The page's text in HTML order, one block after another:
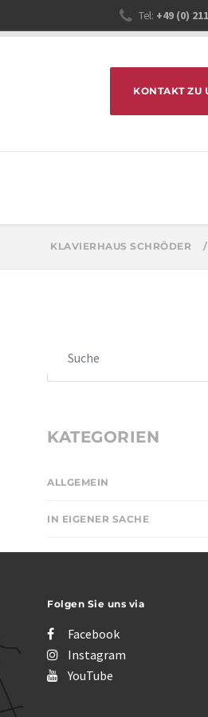
Tel: +49 (0)
KONTAKT ZU
KLAVIERHAUS SCHRÖDER
KATEGORIEN
ALLGEMEIN
IN EIGENER SACHE
Folgen Sie uns via
Facebook
Instagram
YouTube